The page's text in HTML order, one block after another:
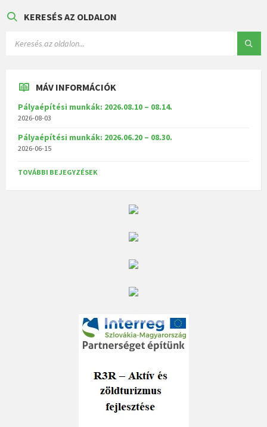
KERESÉS AZ OLDALON
MÁV INFORMÁCIÓK
Pályaépítési munkák: 2026.08.10 – 08.14.
2026-08-03
Pályaépítési munkák: 2026.06.20 – 08.30.
2026-06-15
TOVÁBBI BEJEGYZÉSEK